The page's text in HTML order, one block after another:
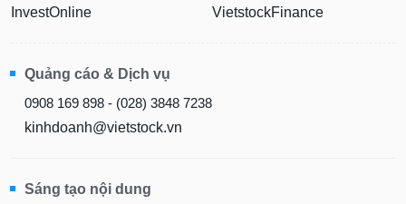
InvestOnline
VietstockFinance
Quảng cáo & Dịch vụ
0908 169 898 - (028) 3848 7238
kinhdoanh@vietstock.vn
Sáng tạo nội dung
THIẾT
TIÊU